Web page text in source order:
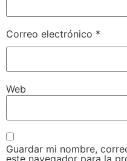
Correo electrónico *
Web
Guardar mi nombre,
este navegador para la